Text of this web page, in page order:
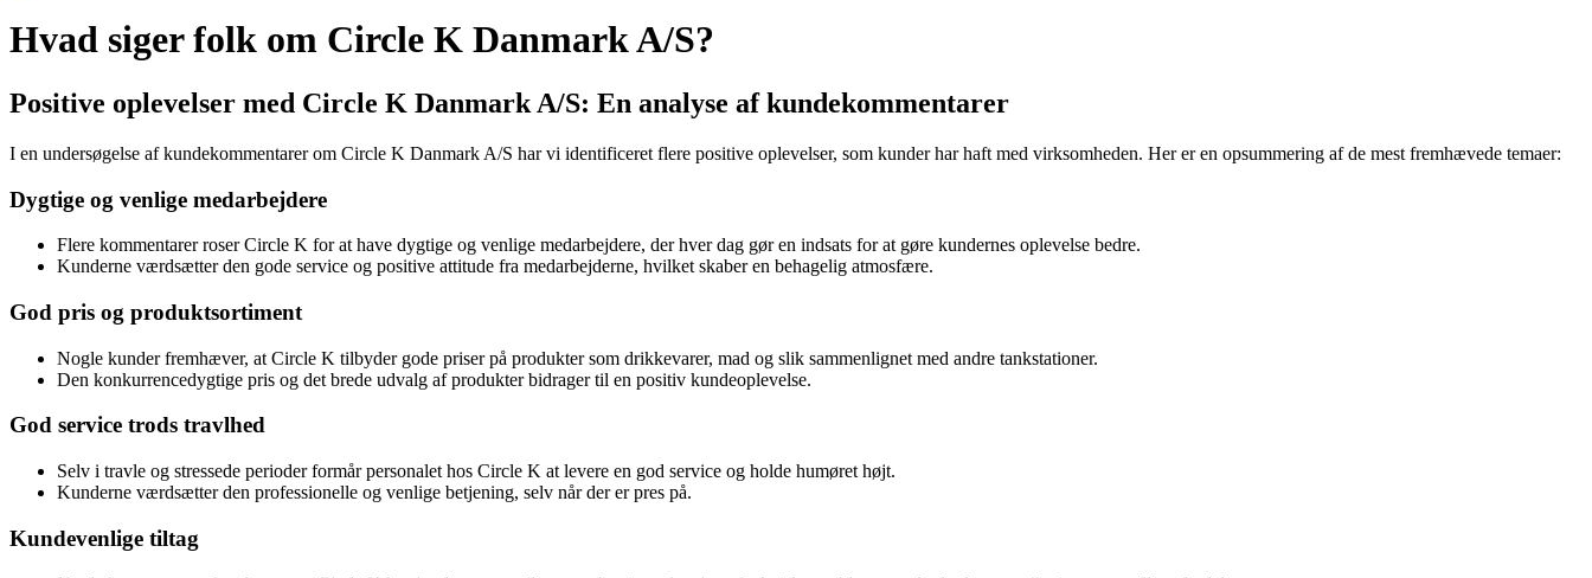
Hvad siger folk om Circle K Danmark A/S?
Positive oplevelser med Circle K Danmark A/S: En analyse af kundekommentarer
I en undersøgelse af kundekommentarer om Circle K Danmark A/S har vi identificeret flere positive oplevelser, som kunder har haft med virksomheden. Her er en opsummering af de mest fremhævede temaer:
Dygtige og venlige medarbejdere
Flere kommentarer roser Circle K for at have dygtige og venlige medarbejdere, der hver dag gør en indsats for at gøre kundernes oplevelse bedre.
Kunderne værdsætter den gode service og positive attitude fra medarbejderne, hvilket skaber en behagelig atmosfære.
God pris og produktsortiment
Nogle kunder fremhæver, at Circle K tilbyder gode priser på produkter som drikkevarer, mad og slik sammenlignet med andre tankstationer.
Den konkurrencedygtige pris og det brede udvalg af produkter bidrager til en positiv kundeoplevelse.
God service trods travlhed
Selv i travle og stressede perioder formår personalet hos Circle K at levere en god service og holde humøret højt.
Kunderne værdsætter den professionelle og venlige betjening, selv når der er pres på.
Kundevenlige tiltag